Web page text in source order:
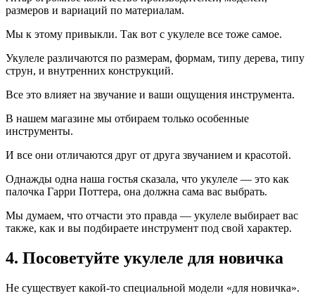
размеров и вариаций по материалам.
Мы к этому привыкли. Так вот с укулеле все тоже самое.
Укулеле различаются по размерам, формам, типу дерева, типу
струн, и внутренних конструкций.
Все это влияет на звучание и ваши ощущения инструмента.
В нашем магазине мы отбираем только особенные
инструменты.
И все они отличаются друг от друга звучанием и красотой.
Однажды одна наша гостья сказала, что укулеле — это как
палочка Гарри Поттера, она должна сама вас выбрать.
Мы думаем, что отчасти это правда — укулеле выбирает вас
также, как и вы подбираете инструмент под свой характер.
4. Посоветуйте укулеле для новичка
Не существует какой-то специальной модели «для новичка».